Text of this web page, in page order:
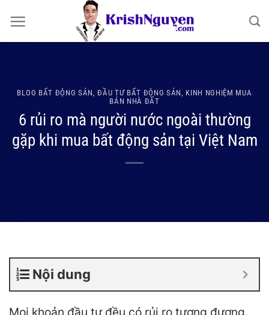
qua
nội
BLOG BẤT ĐỘNG SẢN ,ĐẦU TƯ BẤT ĐỘNG SẢN
KINH NGHIỆM MUA
BÁN NHÀ ĐẤT
6 rủi ro mà người nước ngoài thường
gặp khi mua bất động sản tại Việt Nam
Nội dung
Mọi khoản đầu tư đều có rủi ro tương đương.